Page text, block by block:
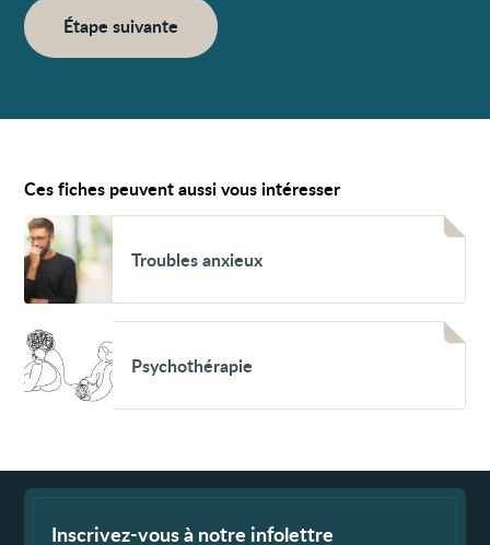
Étape suivante
Ces fiches peuvent aussi vous intéresser
Voir
Troubles
anxieux
Troubles anxieux
Voir
Psychothérapie
Psychothérapie
Inscrivez-vous à notre infolettre